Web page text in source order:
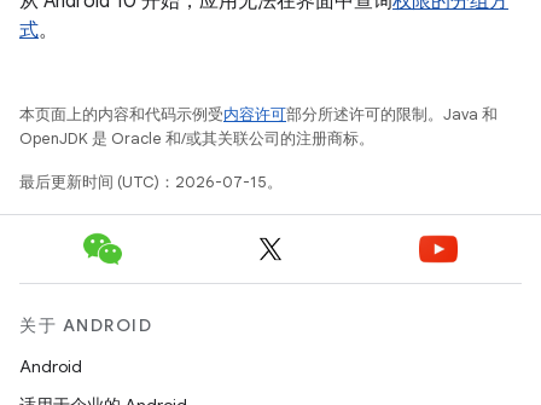
式。
本页面上的内容和代码示例受内容许可部分所述许可的限制。Java 和
OpenJDK 是 Oracle 和/或其关联公司的注册商标。
最后更新时间 (UTC)：2026-07-15。
关于 ANDROID
Android